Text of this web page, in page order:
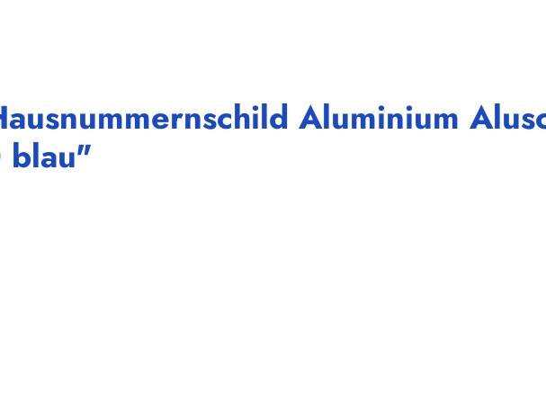
Aluminium
blau"